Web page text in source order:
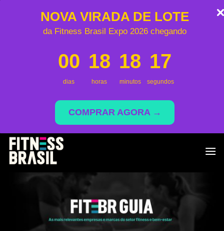
NOVA VIRADA DE LOTE
da Fitness Brasil Expo 2026 chegando
00
dias
18
horas
18
minutos
17
segundos
COMPRAR AGORA →
Skip
content